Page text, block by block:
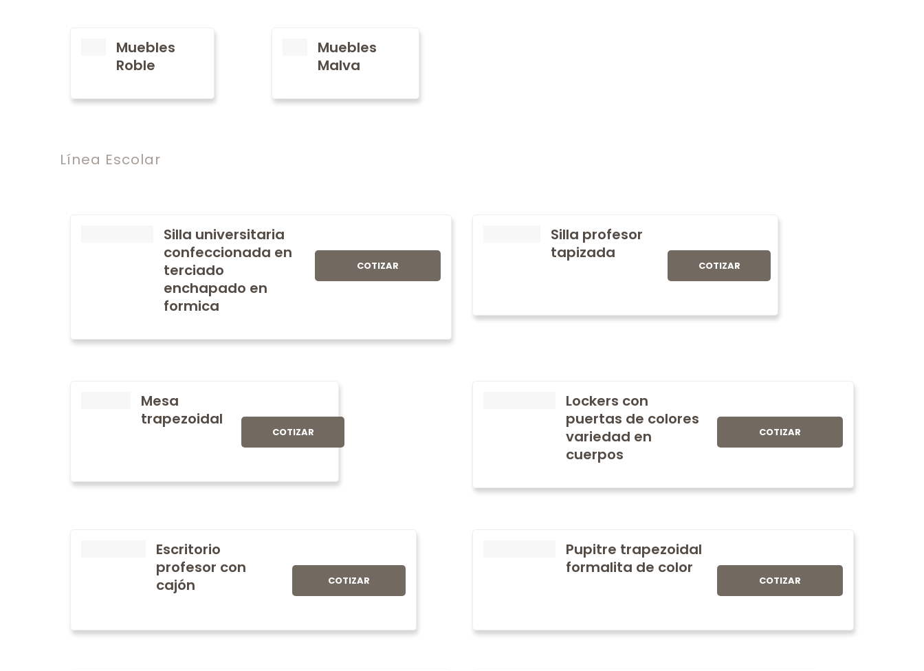
Muebles
Roble
Muebles
Malva
Línea Escolar
Silla universitaria
confeccionada en
terciado
enchapado en
formica
COTIZAR
Silla profesor
tapizada
COTIZAR
Mesa
trapezoidal
COTIZAR
Lockers con
puertas de colores
variedad en
cuerpos
COTIZAR
Escritorio
profesor con
cajón
COTIZAR
Pupitre trapezoidal
formalita de color
COTIZAR